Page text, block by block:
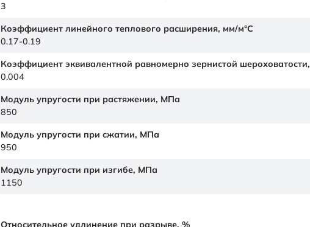
3
Коэффициент линейного теплового расширения, мм/м°С
0.17-0.19
Коэффициент эквивалентной равномерно зернистой шероховатости,
0.004
Модуль упругости при растяжении, МПа
850
Модуль упругости при сжатии, МПа
950
Модуль упругости при изгибе, МПа
1150
Относительное удлинение при разрыве, %